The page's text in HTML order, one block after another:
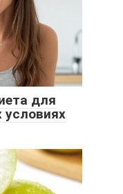
для
условиях